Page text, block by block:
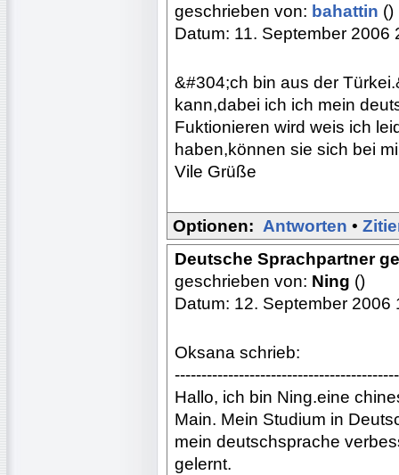
geschrieben von: bahattin ()
Datum: 11. September 2006
&#304;ch bin aus der
kann,dabei ich ich mein
Fuktionieren wird weis ich
haben,können sie sich bei
Vile Grüße
Optionen: Antworten •
Deutsche Sprachpartner
geschrieben von: Ning ()
Datum: 12. September 2006
Oksana schrieb:
Hallo, ich bin Ning.eine
Main. Mein Studium in
mein deutschsprache
gelernt.